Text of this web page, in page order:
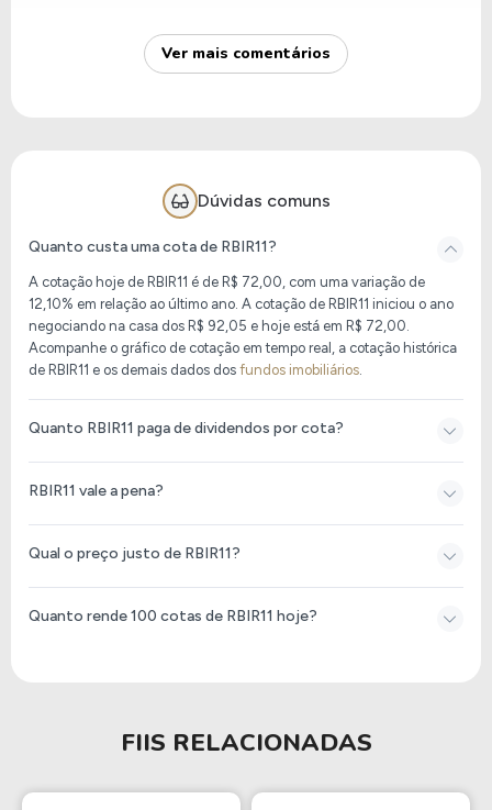
compra de terrenos e na construção dos imóveis
para posteriormente serem vendidos.
Ver mais comentários
Dúvidas comuns
Quanto custa uma cota de RBIR11?
A cotação hoje de RBIR11 é de R$ 72,00 , com uma variação de
12,10% em relação ao último ano. A cotação de RBIR11 iniciou o ano
negociando na casa dos R$ 92,05 e hoje está em R$ 72,00
Acompanhe o gráfico de cotação em tempo real, a cotação histórica
de RBIR11 e os demais dados dos fundos imobiliários
Quanto RBIR11 paga de dividendos por cota?
RBIR11 vale a pena?
Qual o preço justo de RBIR11?
Quanto rende 100 cotas de RBIR11 hoje?
FIIS RELACIONADAS